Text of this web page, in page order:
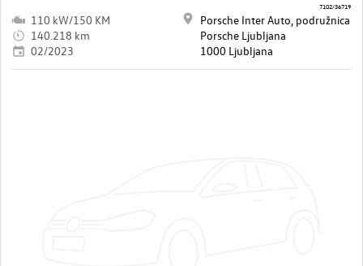
110 kW/150 KM
140.218 km
02/2023
Porsche Inter Auto, podružnica
Porsche Ljubljana
1000 Ljubljana
7102/36719